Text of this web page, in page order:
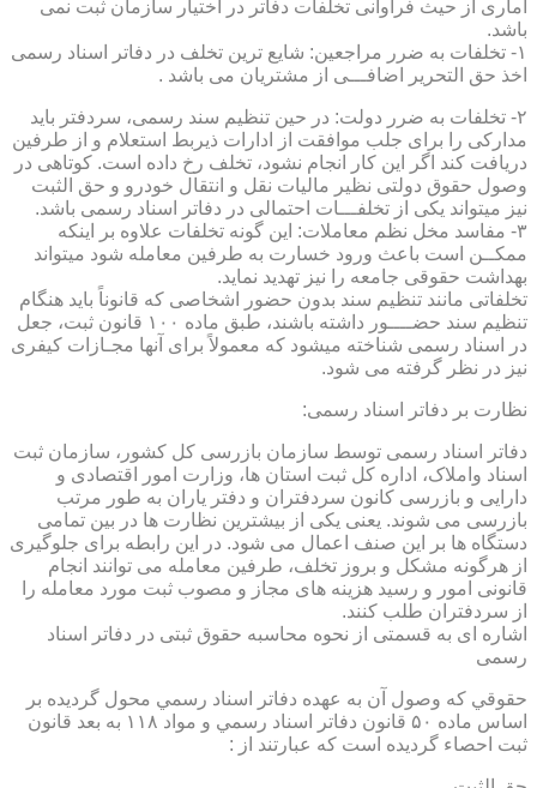
آماری از حیث فراوانی تخلفات دفاتر در اختیار سازمان ثبت نمی
باشد.
۱- تخلفات به ضرر مراجعین: شایع ترین تخلف در دفاتر اسناد رسمی
اخذ حق التحریر اضافـــی از مشتریان می باشد .
۲- تخلفات به ضرر دولت: در حین تنظیم سند رسمی، سردفتر باید
مدارکی را برای جلب موافقت از ادارات ذیربط استعلام و از طرفین
دریافت کند اگر این کار انجام نشود، تخلف رخ داده است. کوتاهی در
وصول حقوق دولتی نظیر مالیات نقل و انتقال خودرو و حق الثبت
نیز میتواند یکی از تخلفـــات احتمالی در دفاتر اسناد رسمی باشد.
۳- مفاسد مخل نظم معاملات: این گونه تخلفات علاوه بر اینکه
ممکــن است باعث ورود خسارت به طرفین معامله شود میتواند
بهداشت حقوقی جامعه را نیز تهدید نماید.
تخلفاتی مانند تنظیم سند بدون حضور اشخاصی که قانوناً باید هنگام
تنظیم سند حضــــور داشته باشند، طبق ماده ۱۰۰ قانون ثبت، جعل
در اسناد رسمی شناخته میشود که معمولاً برای آنها مجـازات کیفری
نیز در نظر گرفته می شود.
نظارت بر دفاتر اسناد رسمی:
دفاتر اسناد رسمی توسط سازمان بازرسی کل کشور، سازمان ثبت
اسناد واملاک، اداره کل ثبت استان ها، وزارت امور اقتصادی و
دارایی و بازرسی کانون سردفتران و دفتر یاران به طور مرتب
بازرسی می شوند. یعنی یکی از بیشترین نظارت ها در بین تمامی
دستگاه ها بر این صنف اعمال می شود. در این رابطه برای جلوگیری
از هرگونه مشکل و بروز تخلف، طرفین معامله می توانند انجام
قانونی امور و رسید هزینه های مجاز و مصوب ثبت مورد معامله را
از سردفتران طلب کنند.
اشاره ای به قسمتی از نحوه محاسبه حقوق ثبتی در دفاتر اسناد
رسمی
حقوقي كه وصول آن به عهده دفاتر اسناد رسمي محول گرديده بر
اساس ماده ۵۰ قانون دفاتر اسناد رسمي و مواد ۱۱۸ به بعد قانون
ثبت احصاء گرديده است كه عبارتند از :